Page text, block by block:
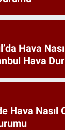
Hava
Hava
Hava